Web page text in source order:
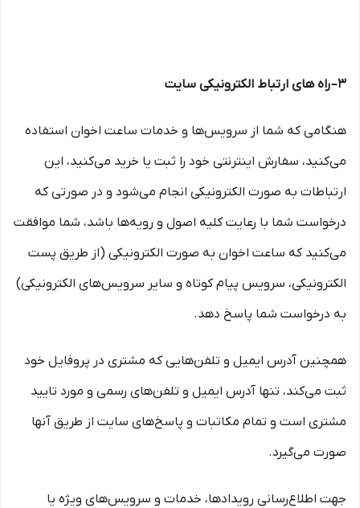
۳– راه های ارتباط الکترونیکی سایت
هنگامی که شما از سرویس‌‏ها و خدمات ساعت اخوان استفاده
می‏‌کنید، سفارش اینترنتی خود را ثبت یا خرید می‏‌کنید، این
ارتباطات به صورت الکترونیکی انجام می‏‌شود و در صورتی که
درخواست شما با رعایت کلیه اصول و رویه‏‌ها باشد، شما موافقت
می‌‏کنید که ساعت اخوان به صورت الکترونیکی (از طریق پست
الکترونیکی، سرویس پیام کوتاه و سایر سرویس‌های الکترونیکی)
به درخواست شما پاسخ دهد.
همچنین آدرس ایمیل و تلفن‌هایی که مشتری در پروفایل خود
ثبت می‌کند، تنها آدرس ایمیل و تلفن‌های رسمی و مورد تایید
مشتری است و تمام مکاتبات و پاسخ‌های سایت از طریق آنها
صورت می‌گیرد.
جهت اطلاع‌رسانی رویدادها، خدمات و سرویس‌های ویژه یا